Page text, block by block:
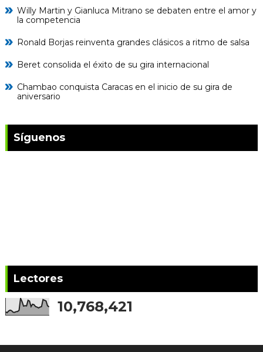
Willy Martin y Gianluca Mitrano se debaten entre el amor y
la competencia
Ronald Borjas reinventa grandes clásicos a ritmo de salsa
Beret consolida el éxito de su gira internacional
Chambao conquista Caracas en el inicio de su gira de
aniversario
Síguenos
Lectores
10,768,421